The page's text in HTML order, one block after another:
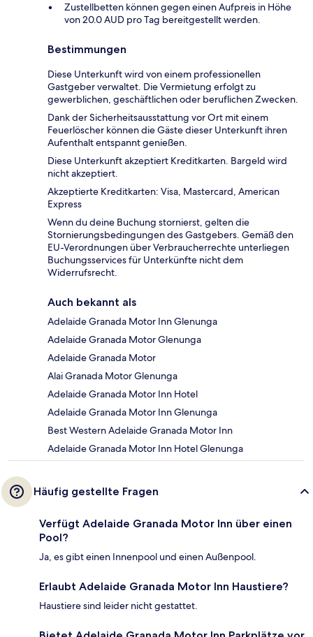
Zustellbetten können gegen einen Aufpreis in Höhe
von 20.0 AUD pro Tag bereitgestellt werden.
Bestimmungen
Diese Unterkunft wird von einem professionellen
Gastgeber verwaltet. Die Vermietung erfolgt zu
gewerblichen, geschäftlichen oder beruflichen Zwecken.
Dank der Sicherheitsausstattung vor Ort mit einem
Feuerlöscher können die Gäste dieser Unterkunft ihren
Aufenthalt entspannt genießen.
Diese Unterkunft akzeptiert Kreditkarten. Bargeld wird
nicht akzeptiert.
Akzeptierte Kreditkarten: Visa, Mastercard, American
Express
Wenn du deine Buchung stornierst, gelten die
Stornierungsbedingungen des Gastgebers. Gemäß den
EU-Verordnungen über Verbraucherrechte unterliegen
Buchungsservices für Unterkünfte nicht dem
Widerrufsrecht.
Auch bekannt als
Adelaide Granada Motor Inn Glenunga
Adelaide Granada Motor Glenunga
Adelaide Granada Motor
Alai Granada Motor Glenunga
Adelaide Granada Motor Inn Hotel
Adelaide Granada Motor Inn Glenunga
Best Western Adelaide Granada Motor Inn
Adelaide Granada Motor Inn Hotel Glenunga
Häufig gestellte Fragen
Verfügt Adelaide Granada Motor Inn über einen
Pool?
Ja, es gibt einen Innenpool und einen Außenpool.
Erlaubt Adelaide Granada Motor Inn Haustiere?
Haustiere sind leider nicht gestattet.